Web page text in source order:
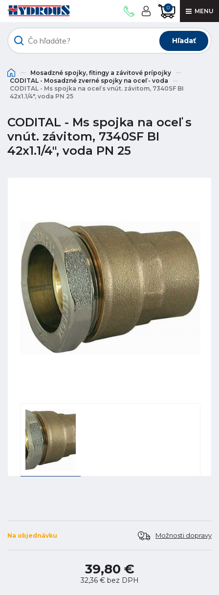
0 MENU
Hľadať
Mosadzné spojky, fitingy a závitové prípojky
CODITAL - Mosadzné zverné spojky na oceľ - voda
CODITAL - Ms spojka na oceľ s vnút. závitom, 7340SF BI
42x1.1/4", voda PN 25
CODITAL - Ms spojka na oceľ s
vnút. závitom, 7340SF BI
42x1.1/4", voda PN 25
Na objednávku Možnosti dopravy
39,80 €
32,36 €bez DPH